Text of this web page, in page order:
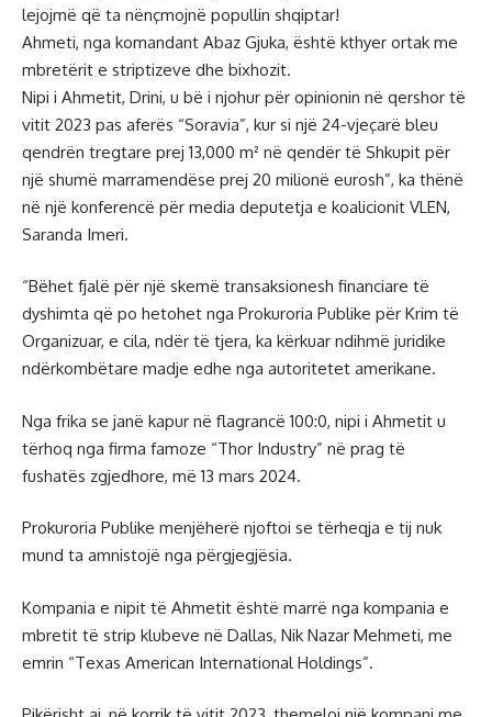
lejojmë që ta nënçmojnë popullin shqiptar!
Ahmeti, nga komandant Abaz Gjuka, është kthyer ortak me
mbretërit e striptizeve dhe bixhozit.
Nipi i Ahmetit, Drini, u bë i njohur për opinionin në qershor të
vitit 2023 pas aferës “Soravia”, kur si një 24-vjeçarë bleu
qendrën tregtare prej 13,000 m² në qendër të Shkupit për
një shumë marramendëse prej 20 milionë eurosh”, ka thënë
në një konferencë për media deputetja e koalicionit VLEN,
Saranda Imeri.
“Bëhet fjalë për një skemë transaksionesh financiare të
dyshimta që po hetohet nga Prokuroria Publike për Krim të
Organizuar, e cila, ndër të tjera, ka kërkuar ndihmë juridike
ndërkombëtare madje edhe nga autoritetet amerikane.
Nga frika se janë kapur në flagrancë 100:0, nipi i Ahmetit u
tërhoq nga firma famoze “Thor Industry” në prag të
fushatës zgjedhore, më 13 mars 2024.
Prokuroria Publike menjëherë njoftoi se tërheqja e tij nuk
mund ta amnistojë nga përgjegjësia.
Kompania e nipit të Ahmetit është marrë nga kompania e
mbretit të strip klubeve në Dallas, Nik Nazar Mehmeti, me
emrin “Texas American International Holdings”.